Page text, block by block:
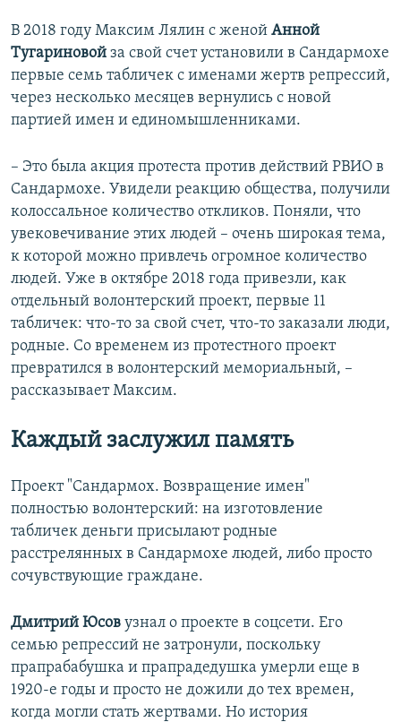
В 2018 году Максим Лялин с женой Анной
Тугариновой за свой счет установили в Сандармохе
первые семь табличек с именами жертв репрессий,
через несколько месяцев вернулись с новой
партией имен и единомышленниками.
– Это была акция протеста против действий РВИО в
Сандармохе. Увидели реакцию общества, получили
колоссальное количество откликов. Поняли, что
увековечивание этих людей – очень широкая тема,
к которой можно привлечь огромное количество
людей. Уже в октябре 2018 года привезли, как
отдельный волонтерский проект, первые 11
табличек: что-то за свой счет, что-то заказали люди,
родные. Со временем из протестного проект
превратился в волонтерский мемориальный, –
рассказывает Максим.
Каждый заслужил память
Проект "Сандармох. Возвращение имен"
полностью волонтерский: на изготовление
табличек деньги присылают родные
расстрелянных в Сандармохе людей, либо просто
сочувствующие граждане.
Дмитрий Юсов узнал о проекте в соцсети. Его
семью репрессий не затронули, поскольку
прапрабабушка и прапрадедушка умерли еще в
1920-е годы и просто не дожили до тех времен,
когда могли стать жертвами. Но история